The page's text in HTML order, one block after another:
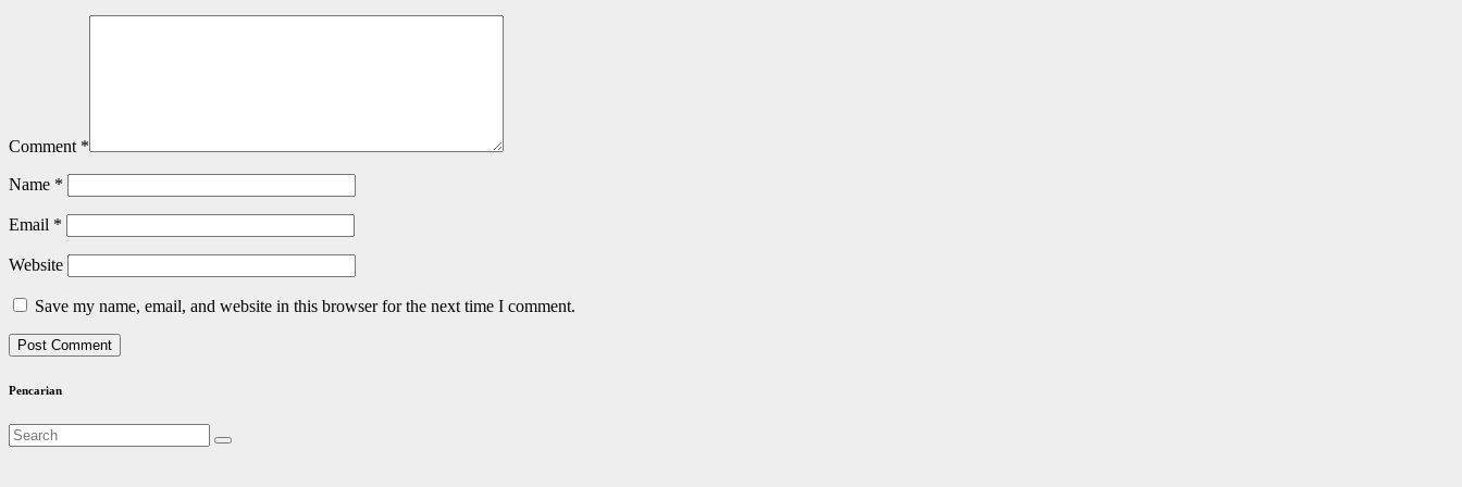
Comment *
Name *
Email *
Website
Save my name, email, and website in this browser for the next time I comment.
Pencarian